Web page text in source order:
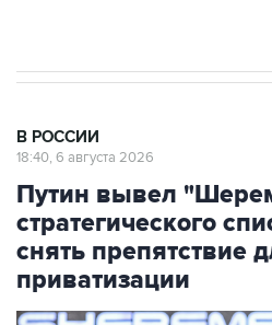
В РОССИИ
18:40, 6 августа 2026
Путин вывел
стратегического
снять препятствие
приватизации